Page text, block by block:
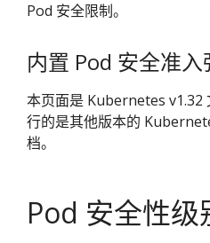
Pod 安全限制。
内置 Pod 安全准
本页面是 Kubernetes v1.32
行的是其他版本的
档。
Pod 安全性级